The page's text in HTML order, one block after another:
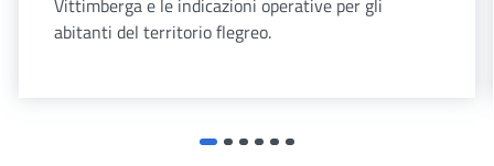
Vittimberga e le indicazioni operative per gli
abitanti del territorio flegreo.